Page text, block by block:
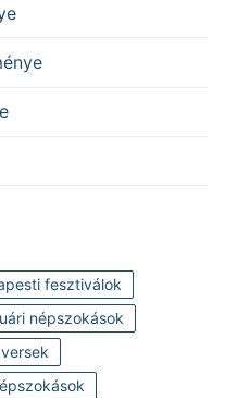
fesztiválok
népszokások